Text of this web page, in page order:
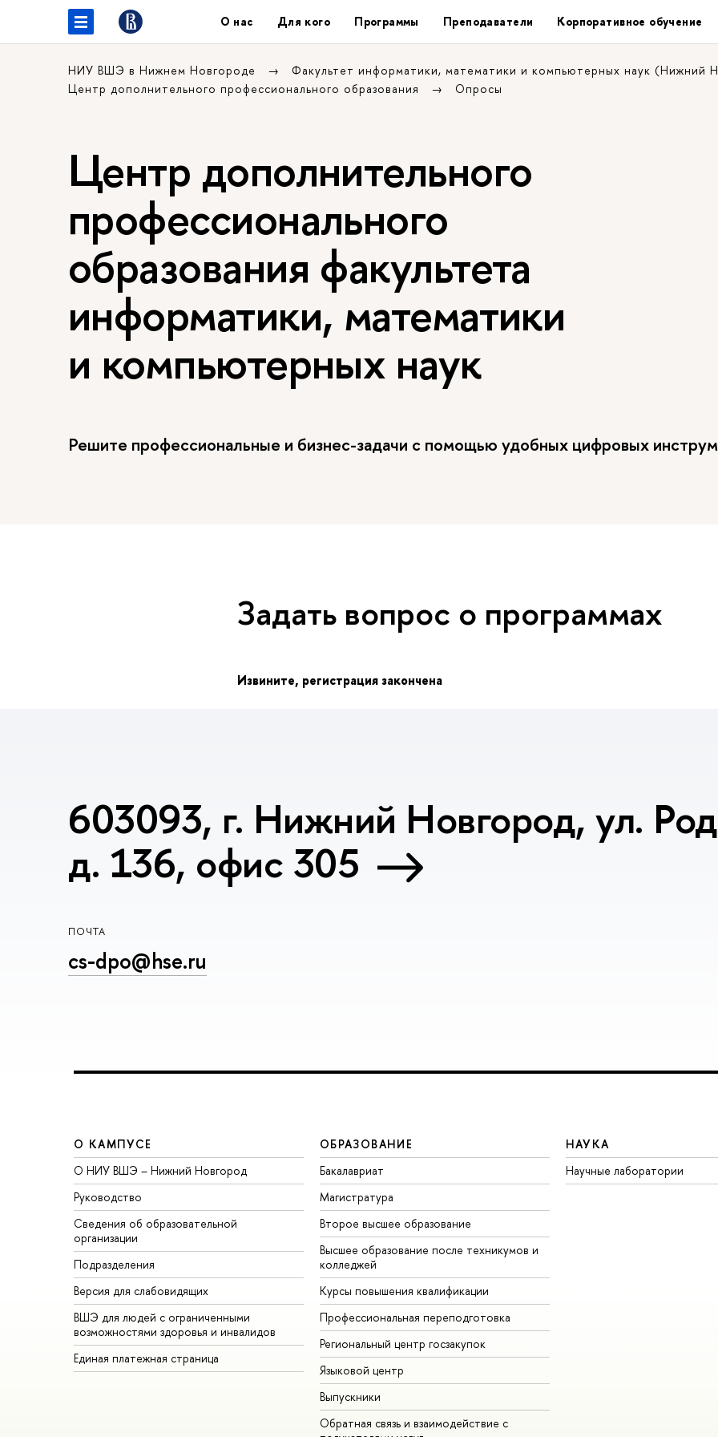
О нас Для кого Программы Преподаватели Корпоративное обучение
НИУ ВШЭ в Нижнем Новгороде
Факультет информатики, математики и компьютерных наук (Нижний
Центр дополнительного профессионального образования
Опросы
Центр дополнительного
профессионального
образования факультета
информатики, математики
и компьютерных наук
Решите профессиональные и бизнес-задачи с помощью удобных цифровых
Задать вопрос о программах
Извините, регистрация закончена
603093, г. Нижний Новгород, ул.
д. 136, офис 305
ПОЧТА
cs-dpo@hse.ru
О КАМПУСЕ
О НИУ ВШЭ – Нижний Новгород
Руководство
Сведения об образовательной
организации
Подразделения
ерсия для слабовидящих
ШЭ для людей с ограниченными
озможностями здоровья и инвалидо
Единая платежная страница
ОБРАЗОВАНИЕ
Бакалавриат
Магистратура
торое высшее образование
ысшее образование после техникумов и
колледжей
Курсы повышения квалификации
Профессиональная переподготовка
Региональный центр госзакупок
Языковой центр
ыпускники
Обратная связь и взаимодействие с
НАУКА
Научные лаборатории